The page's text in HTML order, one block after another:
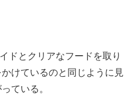
ドとクリアなフードを取り
けているのと同じように見
ている。